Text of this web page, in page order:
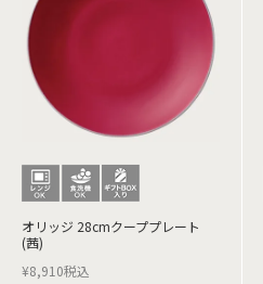
オリッジ 28cmクーププレート
(茜)
¥8,910税込